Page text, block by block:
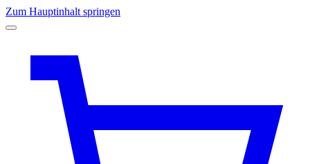
Zum Hauptinhalt springen